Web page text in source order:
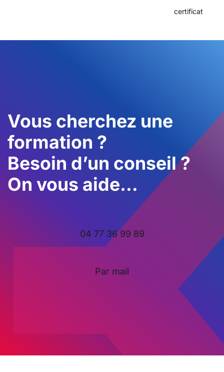
certificat
Vous cherchez une
formation ?
Besoin d’un conseil ?
On vous aide…
04 77 36 99 89
Par mail